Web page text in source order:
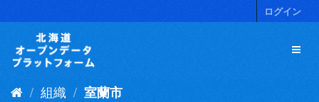
キ
ログイン
組織 室蘭市